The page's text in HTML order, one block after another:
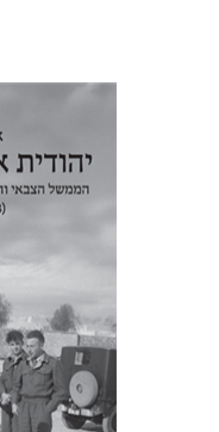
אריה דיין